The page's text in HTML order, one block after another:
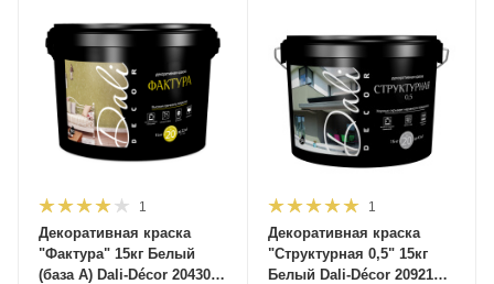
1
Декоративная краска
"Фактура" 15кг Белый
(база А) Dali-Décor 20430
1
Декоративная краска
"Структурная 0,5" 15кг
Белый Dali-Décor 20921